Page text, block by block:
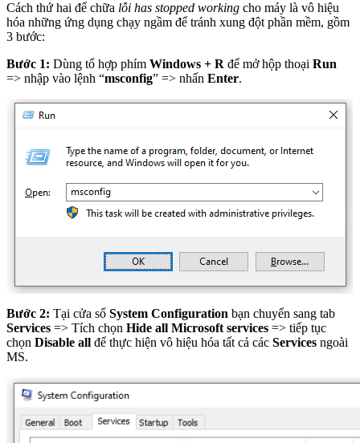
Cách thứ hai để chữa lỗi has stopped working cho máy là vô hiệu
hóa những ứng dụng chạy ngầm để tránh xung đột phần mềm, gồm
3 bước:
Bước 1: Dùng tổ hợp phím Windows + R để mở hộp thoại Run
=> nhập vào lệnh “msconfig” => nhấn Enter.
Bước 2: Tại cửa sổ System Configuration bạn chuyển sang tab
Services => Tích chọn Hide all Microsoft services => tiếp tục
chọn Disable all để thực hiện vô hiệu hóa tất cả các Services ngoài
MS.